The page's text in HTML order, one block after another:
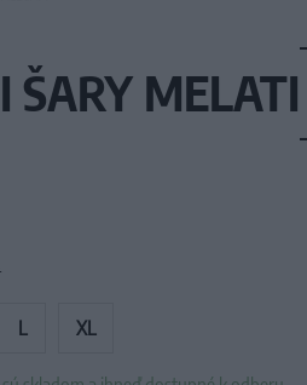
ŠARY MELATI
L XL